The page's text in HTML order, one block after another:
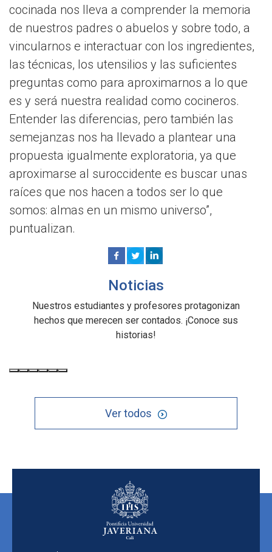
cocinada nos lleva a comprender la memoria
de nuestros padres o abuelos y sobre todo, a
vincularnos e interactuar con los ingredientes,
las técnicas, los utensilios y las suficientes
preguntas como para aproximarnos a lo que
es y será nuestra realidad como cocineros.
Entender las diferencias, pero también las
semejanzas nos ha llevado a plantear una
propuesta igualmente exploratoria, ya que
aproximarse al suroccidente es buscar unas
raíces que nos hacen a todos ser lo que
somos: almas en un mismo universo”,
puntualizan.
Noticias
Nuestros estudiantes y profesores protagonizan
hechos que merecen ser contados. ¡Conoce sus
historias!
Ver todos